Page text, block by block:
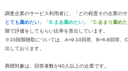
調査企業のサービス利用者に、「どの程度その企業の
とても薦めたい 」「B:まあ薦めたい 」「C:あまり薦め
階で評価をしてもらい比率を算出しています。
※10段階聴取については、A=9-10回答、B=6-8回答、
出しております。
商標対象は、回答者数が40人以上の企業です。